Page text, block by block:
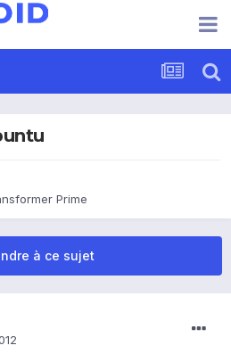
Prime
à ce sujet